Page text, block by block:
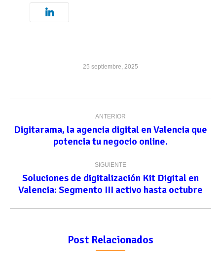
25 septiembre, 2025
entre
publicaciones
ANTERIOR
Publicación
anterior:
Digitarama, la agencia digital en Valencia que
potencia tu negocio online.
SIGUIENTE
Publicación
siguiente:
Soluciones de digitalización Kit Digital en
Valencia: Segmento III activo hasta octubre
Post Relacionados